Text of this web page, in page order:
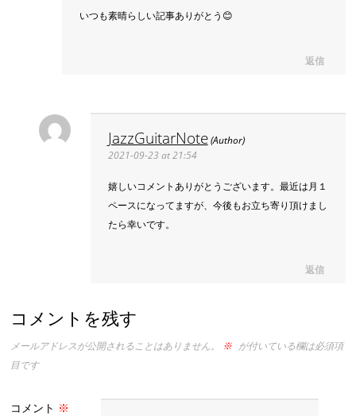
いつも素晴らしい記事ありがとう😊
返信
JazzGuitarNote
2021-09-23 at 21:54
嬉しいコメントありがとうございます。最近は月１
ペースになってますが、今後もお立ち寄り頂けまし
たら幸いです。
返信
コメントを残す
メールアドレスが公開されることはありません。 ※ が付いている欄は必須項
目です
コメント ※